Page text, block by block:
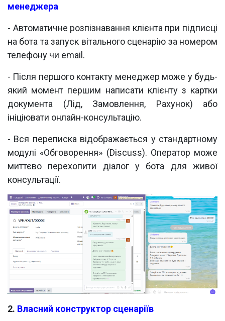
менеджера
- Автоматичне розпізнавання клієнта при підписці
на бота та запуск вітального сценарію за номером
телефону чи email.
- Після першого контакту менеджер може у будь-
який момент першим написати клієнту з картки
документа (Лід, Замовлення, Рахунок) або
ініціювати онлайн-консультацію.
- Вся переписка відображається у стандартному
модулі «Обговорення» (Discuss). Оператор може
миттєво перехопити діалог у бота для живої
консультації.
2. Власний конструктор сценаріїв